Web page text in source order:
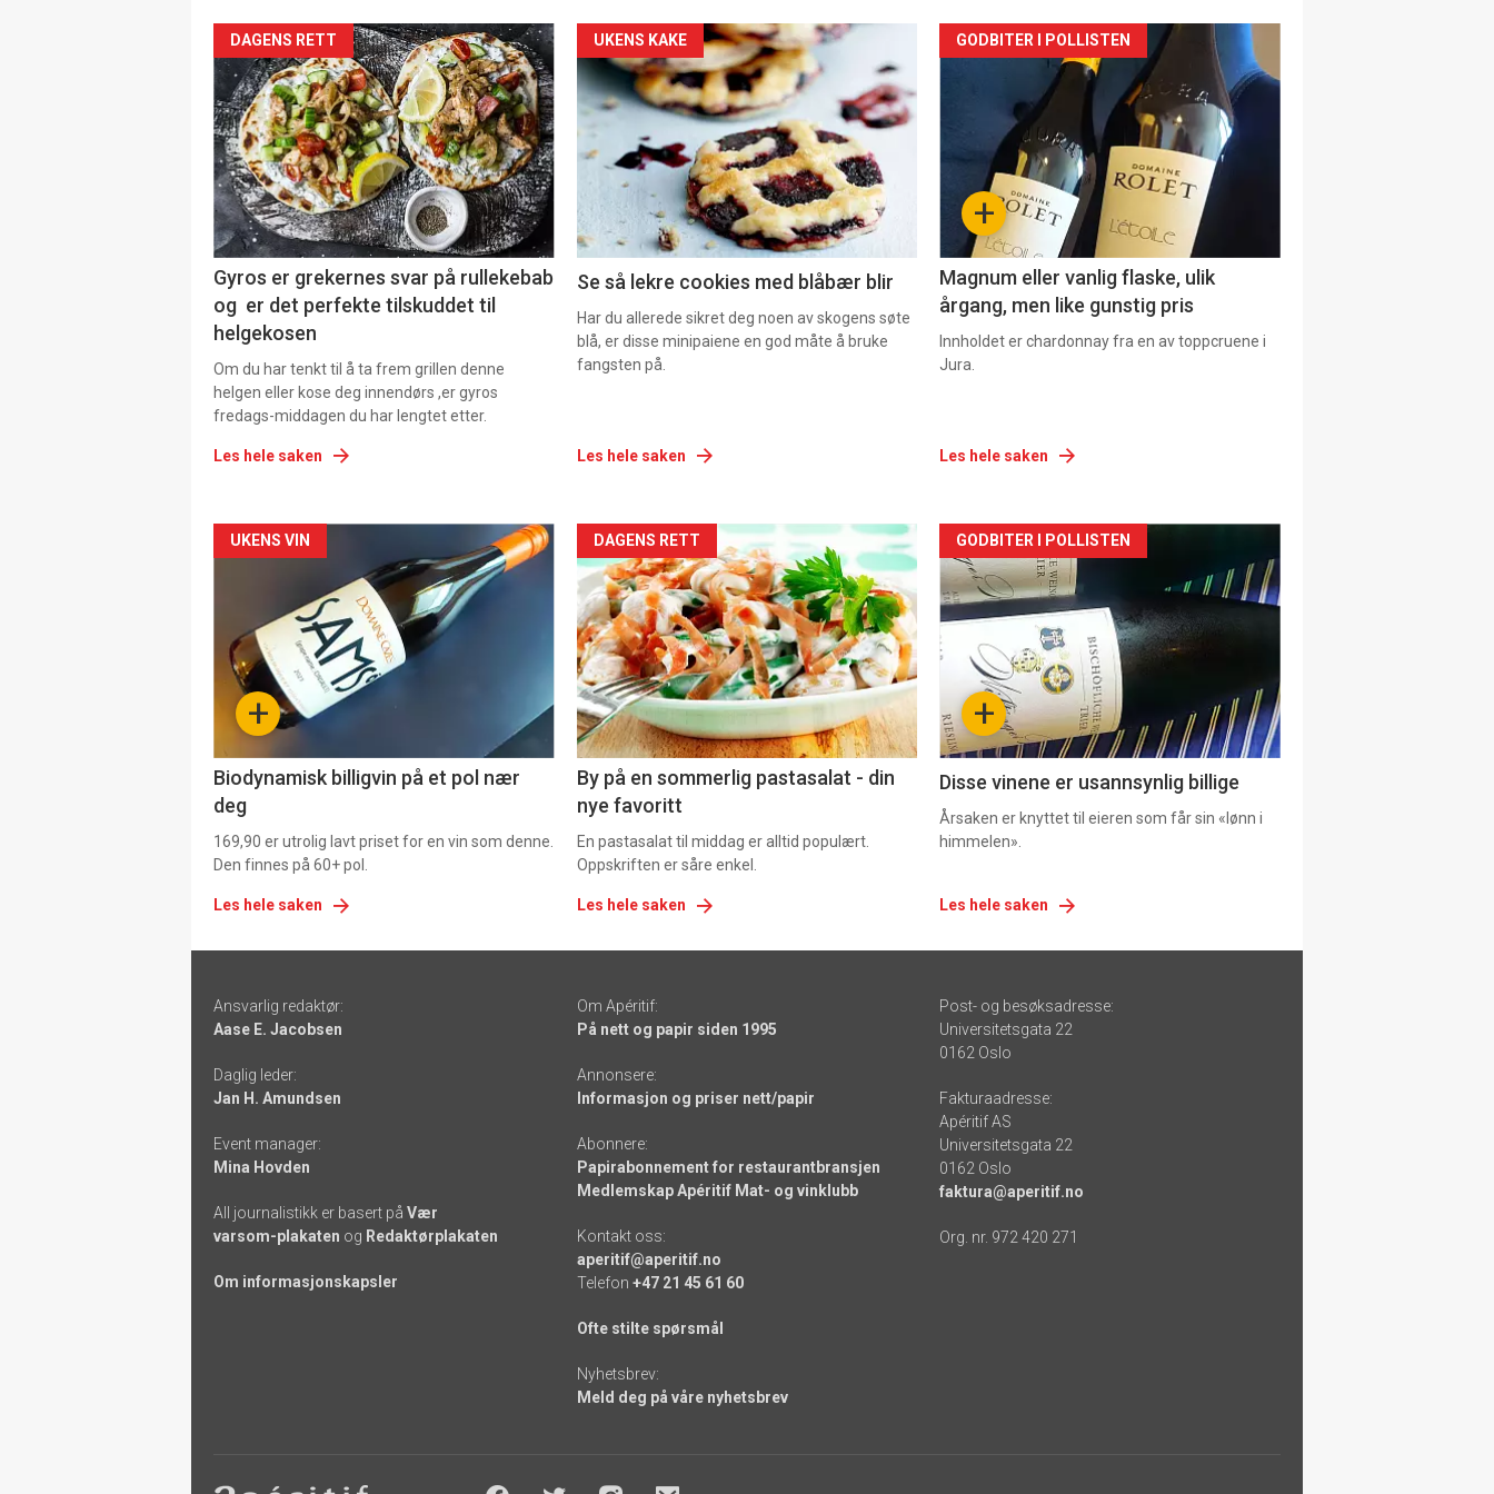
DAGENS RETT
Gyros er grekernes svar på rullekebab
og er det perfekte tilskuddet til
helgekosen
Om du har tenkt til å ta frem grillen denne
helgen eller kose deg innendørs ,er gyros
fredags-middagen du har lengtet etter.
Les hele saken
Forsiden
akkurat
nå
2
UKENS KAKE
Se så lekre cookies med blåbær blir
Har du allerede sikret deg noen av skogens søte
blå, er disse minipaiene en god måte å bruke
fangsten på.
Les hele saken
Forsiden
akkurat
nå
+
GODBITER I POLLISTEN
Magnum eller vanlig flaske, ulik
årgang, men like gunstig pris
Innholdet er chardonnay fra en av toppcruene i
Jura.
Les hele saken
Forsiden
akkurat
nå
-
+
UKENS VIN
Biodynamisk billigvin på et pol nær
deg
169,90 er utrolig lavt priset for en vin som denne.
Den finnes på 60+ pol.
Les hele saken
Forsiden
akkurat
nå
-
5
DAGENS RETT
By på en sommerlig pastasalat - din
nye favoritt
En pastasalat til middag er alltid populært.
Oppskriften er såre enkel.
Les hele saken
Forsiden
akkurat
nå
6 +
GODBITER I POLLISTEN
Disse vinene er usannsynlig billige
Årsaken er knyttet til eieren som får sin «lønn i
himmelen».
Les hele saken
-
links
Ansvarlig redaktør:
Aase E. Jacobsen
Daglig leder:
Jan H. Amundsen
Event manager:
Mina Hovden
All journalistikk er basert på Vær
varsom-plakaten og Redaktørplakaten
Om informasjonskapsler
Om Apéritif:
På nett og papir siden 1995
Annonsere:
Informasjon og priser nett/papir
Abonnere:
Papirabonnement for restaurantbransjen
Medlemskap Apéritif Mat- og vinklubb
Kontakt oss:
aperitif@aperitif.no
Telefon +47 21 45 61 60
Ofte stilte spørsmål
Nyhetsbrev:
Meld deg på våre nyhetsbrev
Post- og besøksadresse:
Universitetsgata 22
0162 Oslo
Fakturaadresse:
Apéritif AS
Universitetsgata 22
0162 Oslo
faktura@aperitif.no
Org. nr. 972 420 271
Footer